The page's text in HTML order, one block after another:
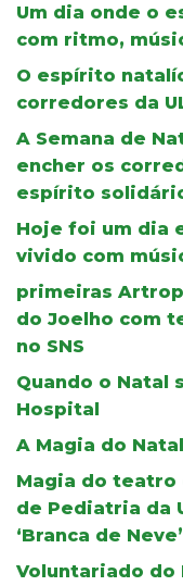
Um dia onde o
com ritmo,
O espírito
corredores da
A Semana de
encher os
espírito
Hoje foi um dia
vivido com
primeiras
do Joelho com
no SNS
Quando o Natal
Hospital
A Magia do
Magia do teatro
de Pediatria da
‘Branca de Neve’
Voluntariado do